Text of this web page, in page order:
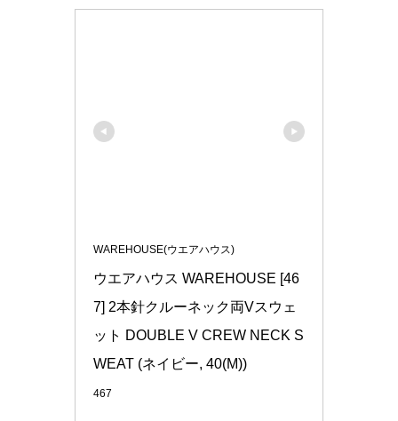
WAREHOUSE(ウエアハウス)
ウエアハウス WAREHOUSE [46
7] 2本針クルーネック両Vスウェ
ット DOUBLE V CREW NECK S
WEAT (ネイビー, 40(M))
467